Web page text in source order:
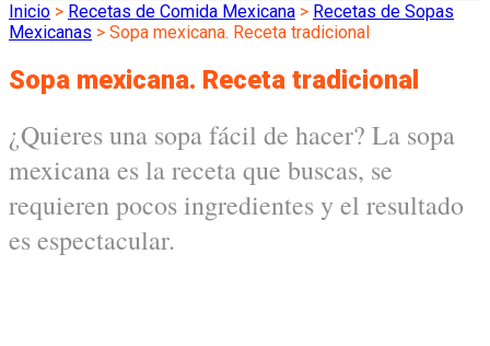
Inicio > Recetas de Comida Mexicana > Recetas de Sopas
Mexicanas > Sopa mexicana. Receta tradicional
Sopa mexicana. Receta tradicional
¿Quieres una sopa fácil de hacer? La sopa
mexicana es la receta que buscas, se
requieren pocos ingredientes y el resultado
es espectacular.